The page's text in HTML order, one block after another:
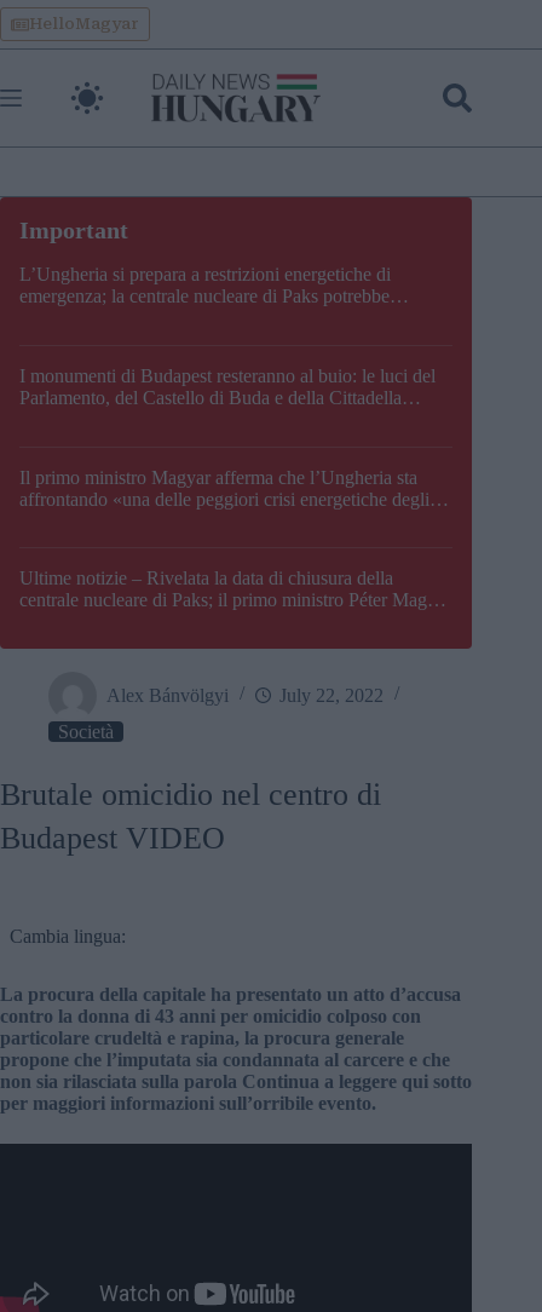
Skip
to
content
HelloMagyar
L’Ungheria si prepara a restrizioni energetiche di
emergenza; la centrale nucleare di Paks potrebbe
I monumenti di Budapest resteranno al buio: le luci del
Parlamento, del Castello di Buda e della Cittadella
Il primo ministro Magyar afferma che l’Ungheria sta
affrontando «una delle peggiori crisi energetiche degli
Ultime notizie – Rivelata la data di chiusura della
centrale nucleare di Paks; il primo ministro Péter Magyar
Alex Bánvölgyi
July 22, 2022
Società
Brutale omicidio nel centro di
Budapest VIDEO
Cambia lingua:
La procura della capitale ha presentato un atto d’accusa
contro la donna di 43 anni per omicidio colposo con
particolare crudeltà e rapina, la procura generale
propone che l’imputata sia condannata al carcere e che
non sia rilasciata sulla parola Continua a leggere qui sotto
per maggiori informazioni sull’orribile evento.